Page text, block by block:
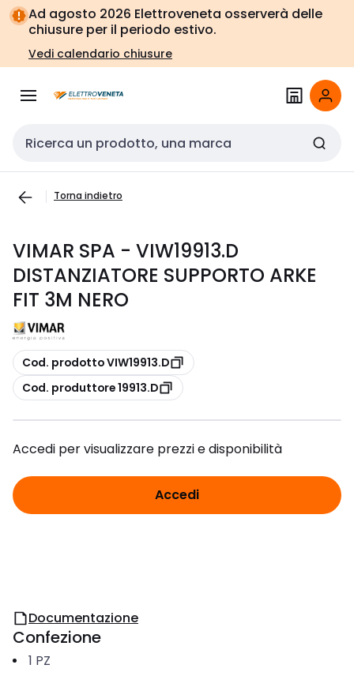
Vai alla
navigazione
Vai
alla
pagina
Ad agosto 2026 Elettroveneta osserverà delle
chiusure per il periodo estivo.
Vedi calendario chiusure
Cerca input
Torna indietro
VIMAR SPA - VIW19913.D
DISTANZIATORE SUPPORTO ARKE
FIT 3M NERO
copia
Cod. prodotto VIW19913.D
copia
Cod. produttore 19913.D
Accedi per visualizzare prezzi e disponibilità
Accedi
Documentazione
Confezione
1 PZ